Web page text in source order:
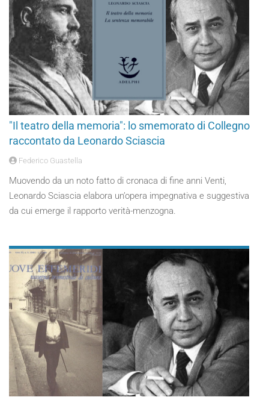
"Il teatro della memoria": lo smemorato di Collegno
raccontato da Leonardo Sciascia
Federico Guastella
Muovendo da un noto fatto di cronaca di fine anni Venti,
Leonardo Sciascia elabora un’opera impegnativa e suggestiva
da cui emerge il rapporto verità-menzogna.